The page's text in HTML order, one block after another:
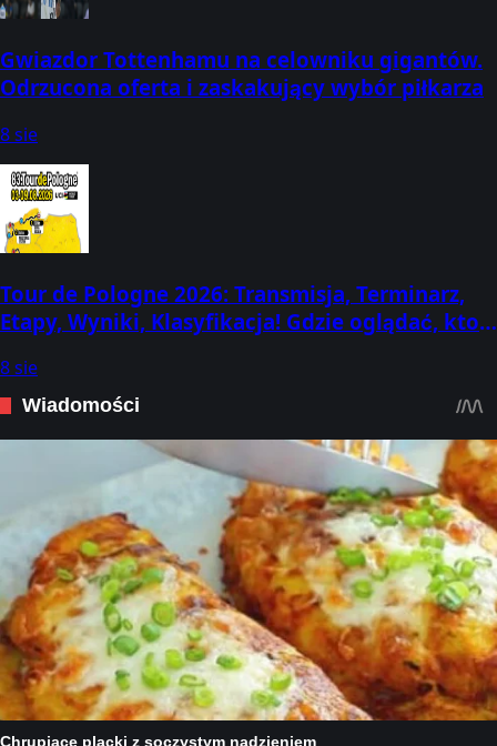
Gwiazdor Tottenhamu na celowniku gigantów.
Odrzucona oferta i zaskakujący wybór piłkarza
8 sie
Tour de Pologne 2026: Transmisja, Terminarz,
Etapy, Wyniki, Klasyfikacja! Gdzie oglądać, kto
8 sie